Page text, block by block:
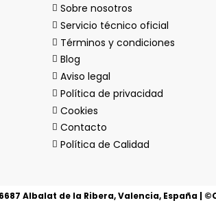
Sobre nosotros
Servicio técnico oficial
Términos y condiciones
Blog
Aviso legal
Política de privacidad
Cookies
Contacto
Política de Calidad
Albalat de la Ribera, Valencia, España |